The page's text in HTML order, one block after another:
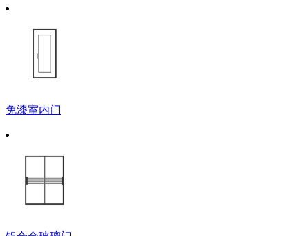
免漆室内门